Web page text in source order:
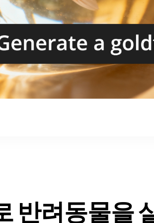
반려동물을